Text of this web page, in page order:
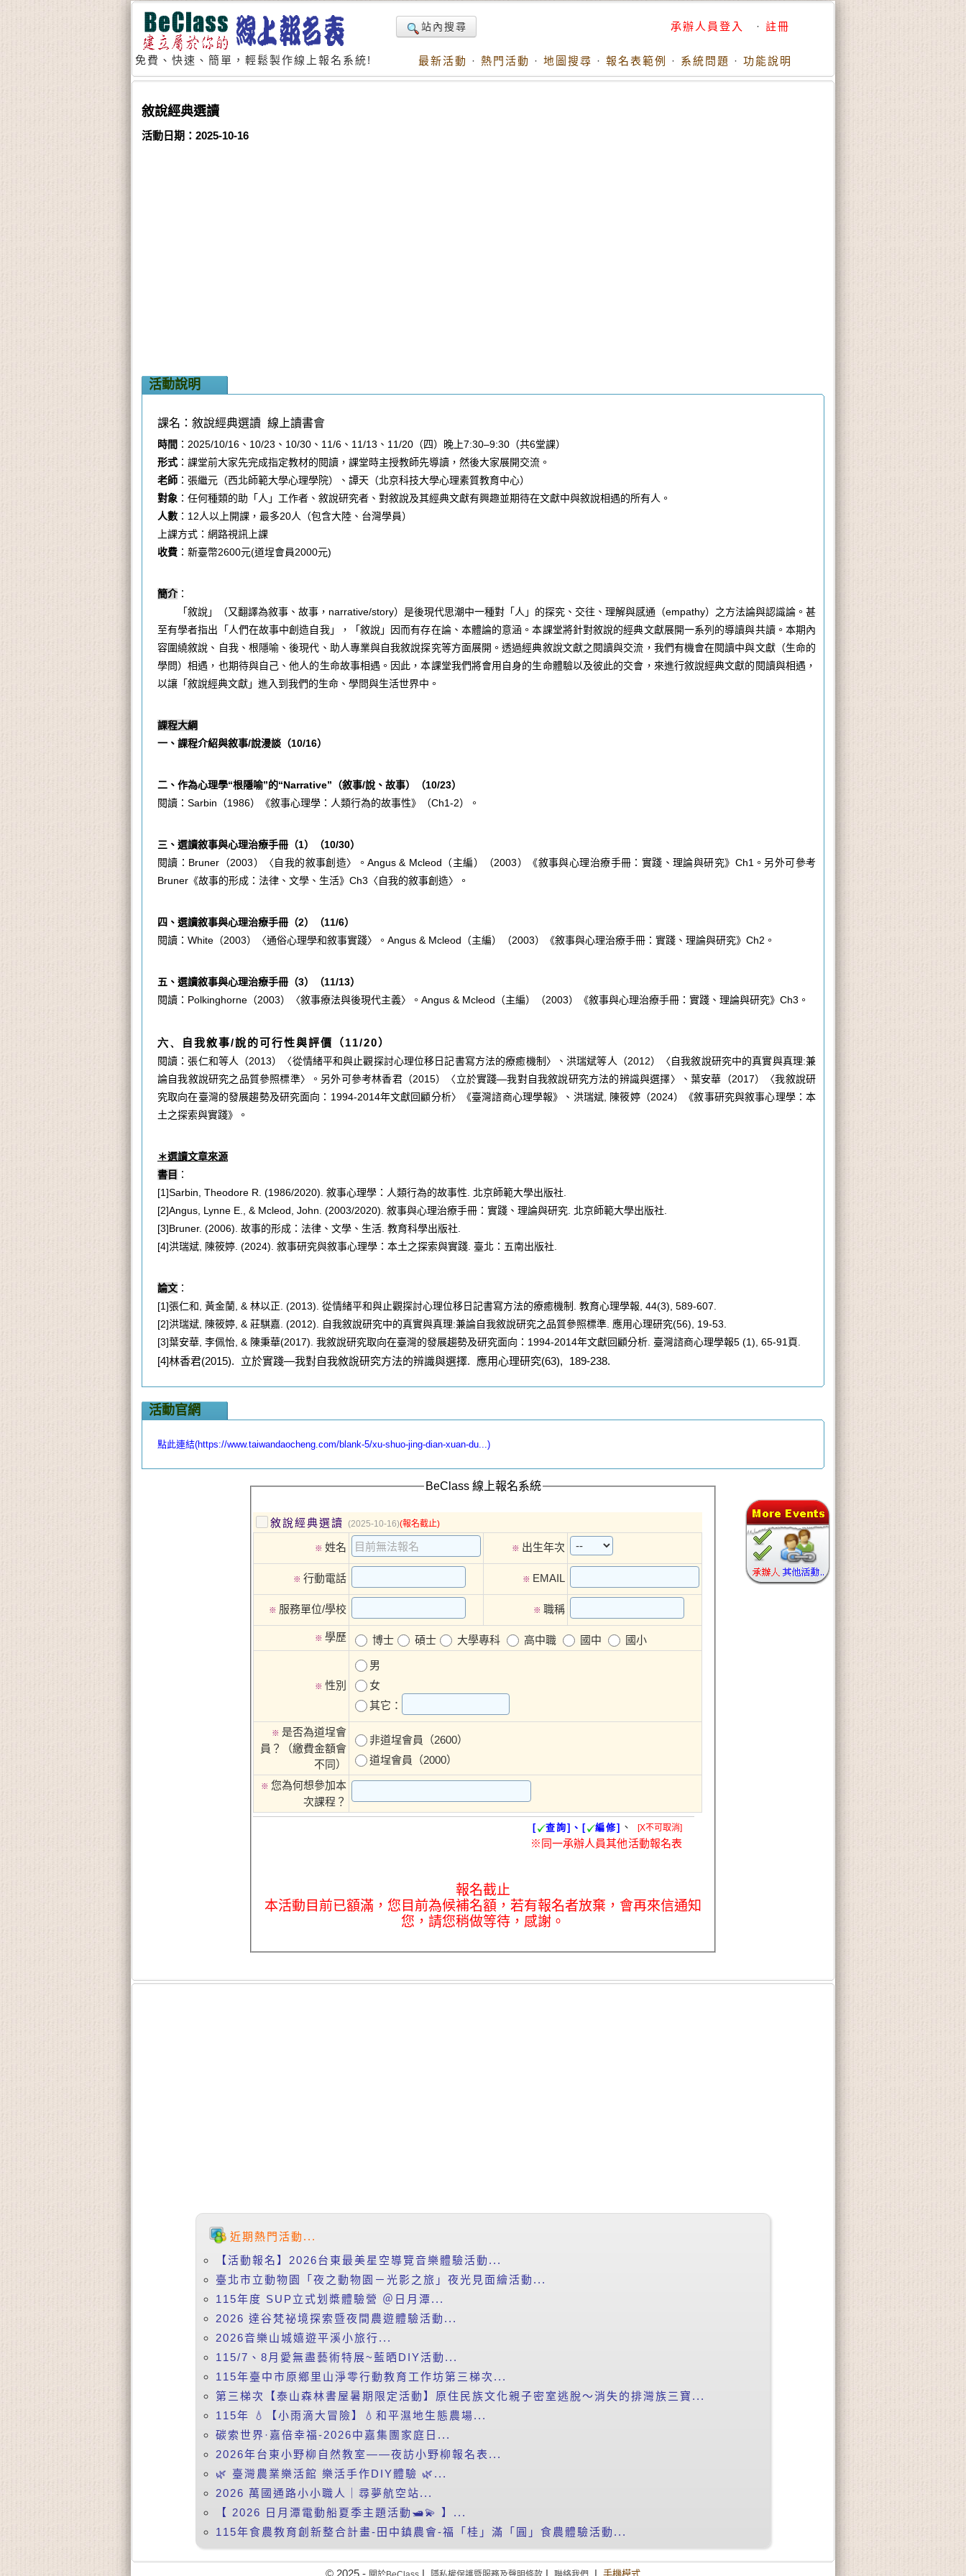
免費、快速、簡單，輕鬆製作線上報名系統!
站內搜尋 承辦人員登入 · 註冊
最新活動 · 熱門活動 · 地圖搜尋 · 報名表範例 · 系統問題 · 功能說明
敘說經典選讀
活動日期：2025-10-16
活動說明
課名：敘說經典選讀 線上讀書會
時間 ： 2025/10/16 、 10/23 、 10/30 、 11/6 、 11/13 、 11/20 （四）晚上7:30–9:30 （共6堂課）
形式 ：課堂前大家先完成指定教材的閱讀，課堂時主授教師先導讀，然後大家展開交流。
老師 ：張繼元（西北師範大學心理學院）、譚天（北京科技大學心理素質教育中心）
對象 ：任何種類的助「人」工作者、敘說研究者、對敘說及其經典文獻有興趣並期待在文獻中與敘說相遇的所有人。
人數 ： 12人以上開課，最多20人（包含大陸、台灣學員）
上課方式：網路視訊上課
收費 ：新臺幣2600元(道埕會員2000元)
簡介：
「敘說」（又翻譯為敘事、故事， narrative/story）是後現代思潮中一種對「人」的探究、交往、理解與感通（empathy）之方法論與認識論。甚
至有學者指出「人們在故事中創造自我」，「敘說」因而有存在論、本體論的意涵。本課堂將針對敘說的經典文獻展開一系列的導讀與共讀。本期內
容圍繞敘說、自我、根隱喻、後現代、助人專業與自我敘說探究等方面展開。透過經典敘說文獻之閱讀與交流，我們有機會在閱讀中與文獻（生命的
學問）相遇，也期待與自己、他人的生命故事相遇。因此，本課堂我們將會用自身的生命體驗以及彼此的交會，來進行敘說經典文獻的閱讀與相遇，
以讓「敘說經典文獻」進入到我們的生命、學問與生活世界中。
課程大綱
一、課程介紹與敘事/說漫談 （10/16）
二、 作為心理學“根隱喻”的“Narrative”（敘事/說、故事） （10/23）
閱讀： Sarbin （1986）《敘事心理學：人類行為的故事性》（Ch1-2）。
三、選讀敘事與心理治療手冊（1）（10/30）
閱讀： Bruner （2003）〈自我的敘事創造〉。Angus & Mcleod （主編）（2003）《敘事與心理治療手冊：實踐、理論與研究》 Ch1 。另外可參考
Bruner 《故事的形成：法律、文學、生活》 Ch3 〈自我的敘事創造〉。
四、選讀敘事與心理治療手冊（2）（11/6）
閱讀： White （2003）〈通俗心理學和敘事實踐〉。 Angus & Mcleod （主編）（2003）《敘事與心理治療手冊：實踐、理論與研究》 Ch2 。
五、選讀敘事與心理治療手冊（3）（11/13）
閱讀： Polkinghorne （2003）〈敘事療法與後現代主義〉。 Angus & Mcleod （主編）（2003）《敘事與心理治療手冊：實踐、理論與研究》 Ch3 。
六、 自我敘事/說的可行性與評價（ 11/20）
閱讀：張仁和等人（2013）〈從情緒平和與止觀探討心理位移日記書寫方法的療癒機制〉、洪瑞斌等人（2012）〈自我敘說研究中的真實與真理:兼
論自我敘說研究之品質參照標準〉。另外可參考林香君（2015）〈立於實踐—我對自我敘說研究方法的辨識與選擇〉、葉安華（2017）〈我敘說研
究取向在臺灣的發展趨勢及研究面向： 1994-2014年文獻回顧分析〉《臺灣諮商心理學報》、洪瑞斌 陳筱婷（2024）《敘事研究與敘事心理學：本
土之探索與實踐》。
＊選讀文章來源
書目 ：
[1]Sarbin, Theodore R. (1986/2020). 敘事心理學：人類行為的故事性 北京師範大學出版社
[2]Angus, Lynne E., & Mcleod, John. (2003/2020). 敘事與心理治療手冊：實踐、理論與研究 北京師範大學出版社
[3]Bruner. (2006). 故事的形成：法律、文學、生活 教育科學出版社
[4]洪瑞斌 陳筱婷 . (2024). 敘事研究與敘事心理學：本土之探索與實踐 臺北：五南出版社
論文 ：
[1]張仁和 黃金蘭 , & 林以正 . (2013). 從情緒平和與止觀探討心理位移日記書寫方法的療癒機制 教育心理學報 , 44(3), 589-607.
[2]洪瑞斌 陳筱婷 , & 莊騏嘉 . (2012). 自我敘說研究中的真實與真理:兼論自我敘說研究之品質參照標準 應用心理研究(56), 19-53.
[3]葉安華 李佩怡 , & 陳秉華(2017). 我敘說研究取向在臺灣的發展趨勢及研究面向： 1994-2014年文獻回顧分析 臺灣諮商心理學報5 (1), 65-91 頁
[4]林香君(2015). 立於實踐—我對自我敘說研究方法的辨識與選擇. 應用心理研究(63), 189-238.
活動官網
點此連結(https://www.taiwandaocheng.com/blank-5/xu-shuo-jing-dian-xuan-du...)
BeClass 線上報名系統
敘說經典選讀 (2025-10-16)(報名截止)
※ 姓名 ※ 出生年次
※ 行動電話 ※ EMAIL
※ 服務單位/學校 ※ 職稱
※ 學歷 博士 碩士 大學專科 高中職 國中 國小
※ 性別
男
女
其它：
※ 是否為道埕會
員？（繳費金額會
不同）
非道埕會員（2600）
道埕會員（2000）
※ 您為何想參加本
次課程？
[ 查詢]、[ 編修] 、 [X不可取消]
※同一承辦人員其他活動報名表
報名截止
本活動目前已額滿，您目前為候補名額，若有報名者放棄，會再來信通知
您，請您稍做等待，感謝。
近期熱門活動...
【活動報名】2026台東最美星空導覽音樂體驗活動...
臺北市立動物園「夜之動物園－光影之旅」夜光見面繪活動...
115年度 SUP立式划槳體驗營 ＠日月潭...
2026 達谷梵祕境探索暨夜間農遊體驗活動...
2026音樂山城嬉遊平溪小旅行...
115/7、8月愛無盡藝術特展~藍晒DIY活動...
115年臺中市原鄉里山淨零行動教育工作坊第三梯次...
第三梯次【泰山森林書屋暑期限定活動】原住民族文化親子密室逃脫～消失的排灣族三寶...
115年 💧【小雨滴大冒險】💧和平濕地生態農場...
碳索世界·嘉倍幸福-2026中嘉集團家庭日...
2026年台東小野柳自然教室——夜訪小野柳報名表...
🌿 臺灣農業樂活館 樂活手作DIY體驗 🌿...
2026 萬國通路小小職人｜尋夢航空站...
【 2026 日月潭電動船夏季主題活動🛥️💫 】...
115年食農教育創新整合計畫-田中鎮農會-福「桂」滿「圓」食農體驗活動...
© 2025 - | | |